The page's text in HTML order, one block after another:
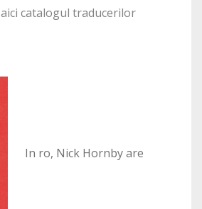
aici catalogul traducerilor
In ro, Nick Hornby are